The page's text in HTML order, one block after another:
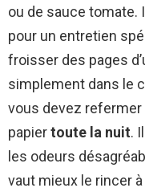
ou de sauce tomate.
pour un entretien
froisser des pages
simplement dans le
vous devez refermer
papiertoute la nuit.
les odeurs
vaut mieux le rincer à